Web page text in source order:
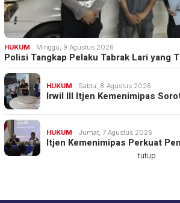
HUKUM Minggu, 9 Agustus 2026
Polisi Tangkap Pelaku Tabrak Lari yang
HUKUM Sabtu, 8 Agustus 2026
Irwil III Itjen Kemenimipas
HUKUM Jumat, 7 Agustus 2026
Itjen Kemenimipas Perkuat
tutup